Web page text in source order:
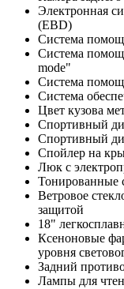
Электронная
(EBD)
Система
Система
mode"
Система
Система
Цвет кузова
Спортивный
Спортивный
Спойлер на
Люк с
Тонированные
Ветровое
защитой
18"
Ксеноновые
уровня
Задний
Лампы для